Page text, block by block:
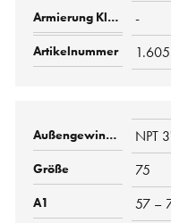
-
NPT
75
57 –